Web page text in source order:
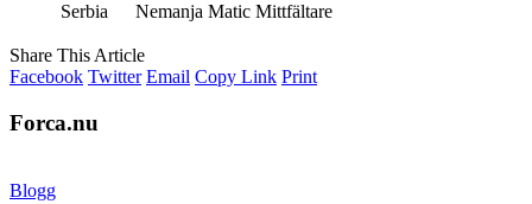
Serbia
Nemanja Matic Mittfältare
Share This Article
Facebook Twitter Email Copy Link Print
Forca.nu
Blogg